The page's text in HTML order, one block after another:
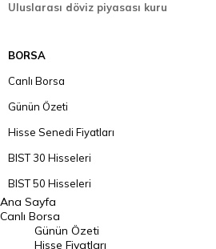
Uluslarası döviz piyasası kuru
BORSA
Canlı Borsa
Günün Özeti
Hisse Senedi Fiyatları
BIST 30 Hisseleri
BIST 50 Hisseleri
BIST 100 Hisseleri
En Çok Artan Hisseler
Ana Sayfa
Canlı Borsa
Günün Özeti
Hisse Fiyatları